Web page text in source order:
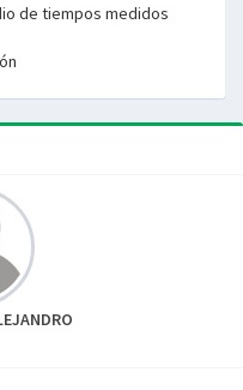
de tiempos medidos